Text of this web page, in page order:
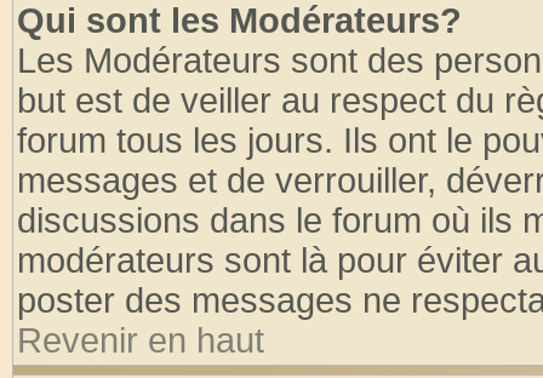
Qui sont les Modérateurs?
Les Modérateurs sont des
but est de veiller au respect du
forum tous les jours. Ils ont le
messages et de verrouiller,
discussions dans le forum où ils
modérateurs sont là pour éviter
poster des messages ne
Revenir en haut